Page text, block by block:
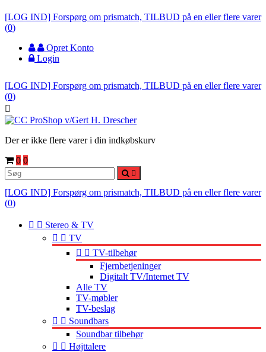
[LOG IND] Forspørg om prismatch, TILBUD på en eller flere varer
(0)
Opret Konto
Login
[LOG IND] Forspørg om prismatch, TILBUD på en eller flere varer
(0)

Der er ikke flere varer i din indkøbskurv
0 0

[LOG IND] Forspørg om prismatch, TILBUD på en eller flere varer
(0)
  Stereo & TV
  TV
  TV-tilbehør
Fjernbetjeninger
Digitalt TV/Internet TV
Alle TV
TV-møbler
TV-beslag
  Soundbars
Soundbar tilbehør
  Højttalere